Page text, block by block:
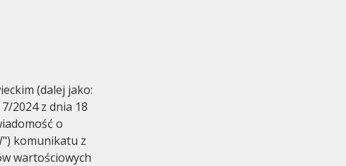
zgromadzenie
(dalej jako:
2024 z dnia 18
o
komunikatu z
wartościowych